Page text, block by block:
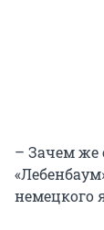
– Зачем же
немецкого